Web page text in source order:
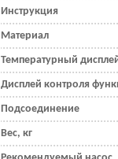
Инструкция
Материал
Температурный
Дисплей контроля
Подсоединение
Вес, кг